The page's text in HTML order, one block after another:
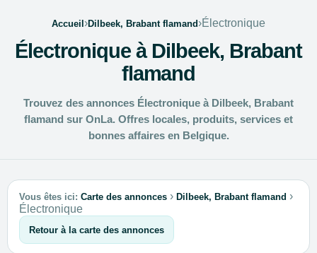
Accueil›Dilbeek, Brabant flamand›Électronique
Électronique à Dilbeek, Brabant
flamand
Trouvez des annonces Électronique à Dilbeek, Brabant
flamand sur OnLa. Offres locales, produits, services et
bonnes affaires en Belgique.
Vous êtes ici: Carte des annonces › Dilbeek, Brabant flamand ›
Électronique
Retour à la carte des annonces